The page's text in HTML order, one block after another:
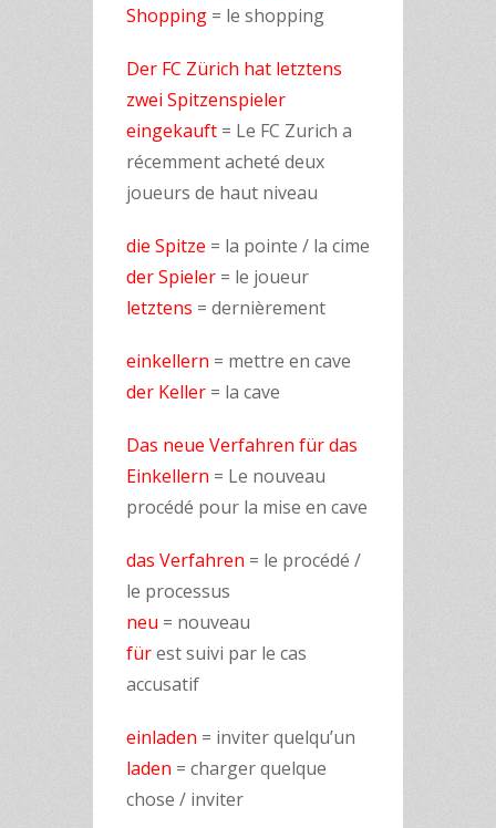
Shopping = le shopping
Der FC Zürich hat letztens
zwei Spitzenspieler
eingekauft = Le FC Zurich a
récemment acheté deux
joueurs de haut niveau
die Spitze = la pointe / la cime
der Spieler = le joueur
letztens = dernièrement
einkellern = mettre en cave
der Keller = la cave
Das neue Verfahren für das
Einkellern = Le nouveau
procédé pour la mise en cave
das Verfahren = le procédé /
le processus
neu = nouveau
fürest suivi par le cas
accusatif
einladen = inviter quelqu’un
laden = charger quelque
chose / inviter